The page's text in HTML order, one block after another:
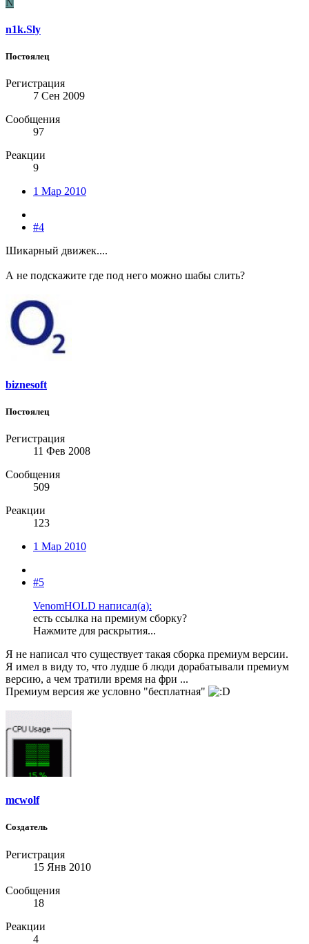
n1k.Sly
Постоялец
Регистрация
7 Сен 2009
Сообщения
97
Реакции
9
1 Мар 2010
#4
Шикарный движек....
А не подскажите где под него можно шабы слить?
biznesoft
Постоялец
Регистрация
11 Фев 2008
Сообщения
509
Реакции
123
1 Мар 2010
#5
VenomHOLD написал(а):
есть ссылка на премиум сборку?
Нажмите для раскрытия...
Я не написал что существует такая сборка премиум версии.
Я имел в виду то, что лудше б люди дорабатывали премиум
версию, а чем тратили время на фри ...
Премиум версия же условно "бесплатная"
mcwolf
Создатель
Регистрация
15 Янв 2010
Сообщения
18
Реакции
4